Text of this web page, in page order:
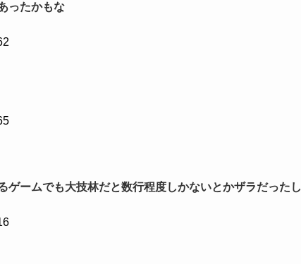
ったかもな
ゲームでも大技林だと数行程度しかないとかザラだったし